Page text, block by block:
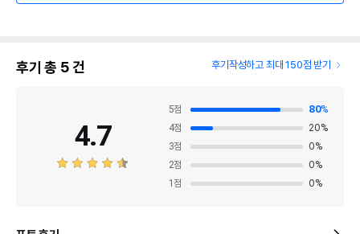
후기 총 5건 후기작성하고 최대 150점 받기
4.7
5점 80%
4점 20%
3점 0%
2점 0%
1 점 0%